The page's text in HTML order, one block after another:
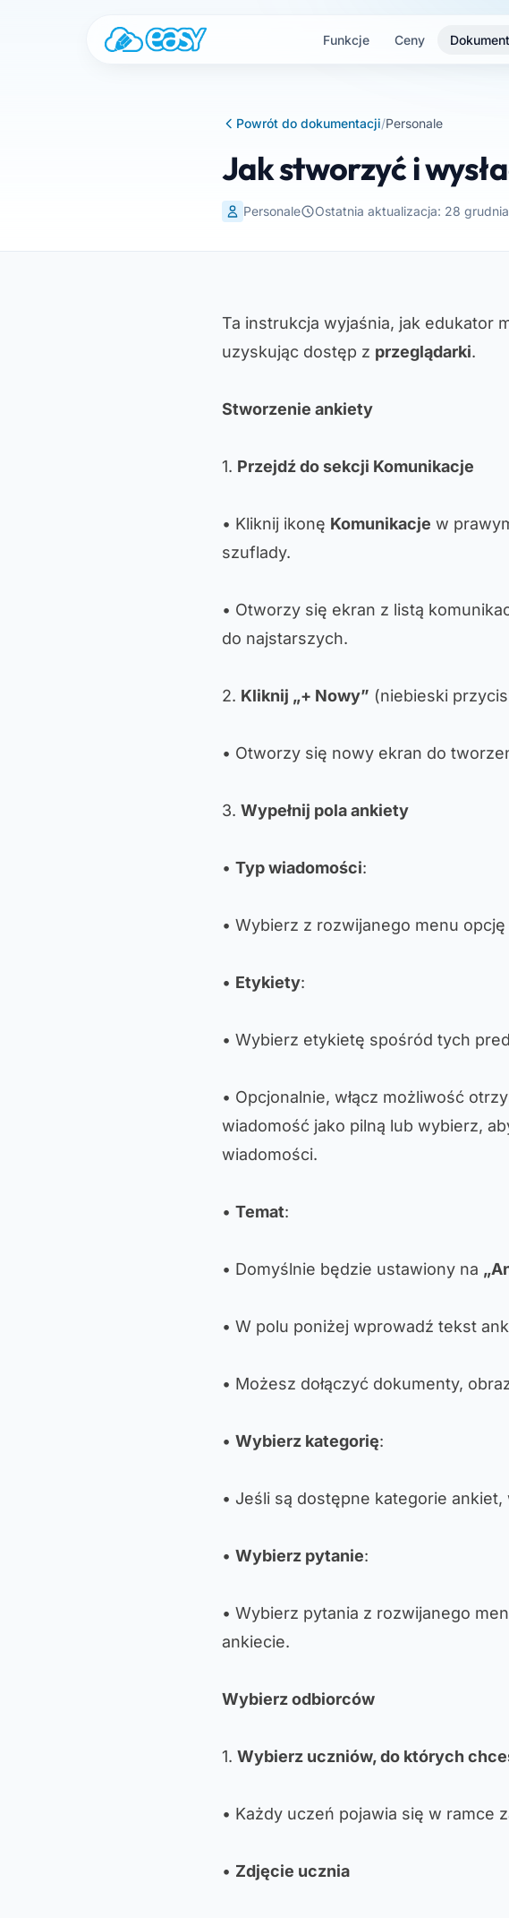
Funkcje Ceny
Powrót do dokumentacji/Personale
Jak stworzyć i
Personale Ostatnia aktualizacja: 28
Ta instrukcja wyjaśnia, jak edukator
uzyskując dostęp z przeglądarki.
Stworzenie ankiety
1. Przejdź do sekcji Komunikacje
• Kliknij ikonę Komunikacje w
szuflady.
• Otworzy się ekran z listą
do najstarszych.
2. Kliknij „+ Nowy” (niebieski
• Otworzy się nowy ekran do
3. Wypełnij pola ankiety
• Typ wiadomości:
• Wybierz z rozwijanego menu opcję
• Etykiety:
• Wybierz etykietę spośród tych
• Opcjonalnie, włącz możliwość
wiadomość jako pilną lub wybierz,
wiadomości.
• Temat:
• Domyślnie będzie ustawiony na
• W polu poniżej wprowadź tekst
• Możesz dołączyć dokumenty,
• Wybierz kategorię:
• Jeśli są dostępne kategorie
• Wybierz pytanie:
• Wybierz pytania z rozwijanego
ankiecie.
Wybierz odbiorców
1. Wybierz uczniów, do których
• Każdy uczeń pojawia się w ramce
• Zdjęcie ucznia